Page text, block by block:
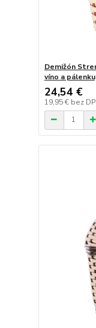
Demižón
víno a
24,54 €
19,95 € bez